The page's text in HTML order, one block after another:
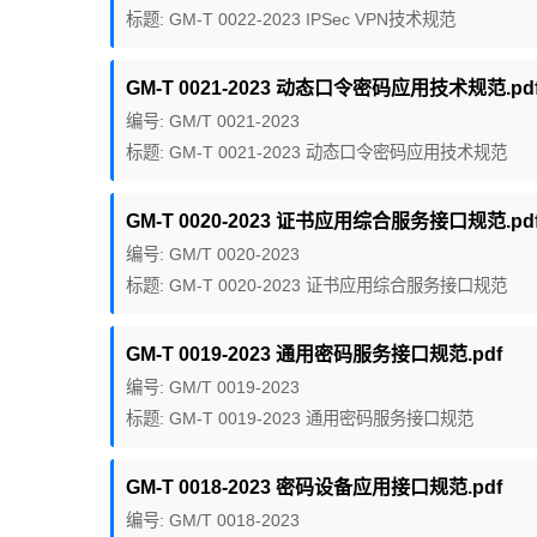
标题: GM-T 0022-2023 IPSec VPN技术规范
GM-T 0021-2023 动态口令密码应用技术规范
编号: GM/T 0021-2023
标题: GM-T 0021-2023 动态口令密码应用技术规范
GM-T 0020-2023 证书应用综合服务接口规范
编号: GM/T 0020-2023
标题: GM-T 0020-2023 证书应用综合服务接口规范
GM-T 0019-2023 通用密码服务接口规范.pdf
编号: GM/T 0019-2023
标题: GM-T 0019-2023 通用密码服务接口规范
GM-T 0018-2023 密码设备应用接口规范.pdf
编号: GM/T 0018-2023